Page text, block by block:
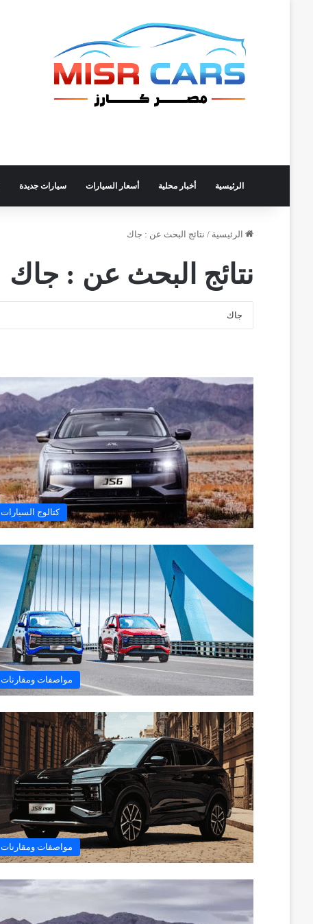
الرئيسية أخبار محلية أسعار السيارات سيارات جديدة
الرئيسية / نتائج البحث عن : جاك
نتائج البحث عن : جاك
كتالوج السيارات
مواصفات ومقارنات
مواصفات ومقارنات